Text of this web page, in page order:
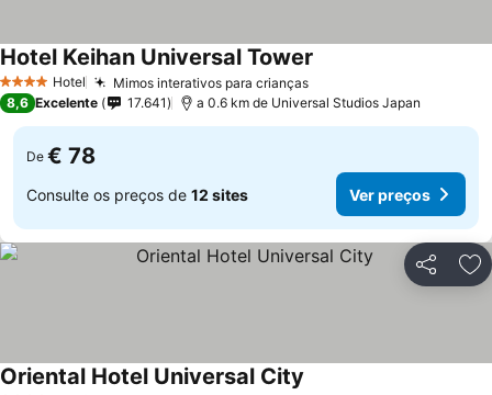
4 EstrelasHotel Mimos interativos para crianças
Hotel Keihan Universal Tower
8,6 Excelente 17.641 a 0.6 km de Universal Studios Japan
De € 78
Consulte os preços de 12 sites Ver preços
Partilhar
Oriental Hotel Universal City